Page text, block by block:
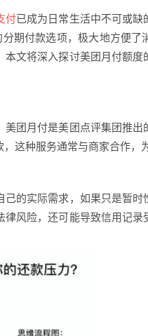
付已成为日常生活中不可或
分期付款选项，极大地方便
文将深入探讨美团月付额度
团月付是美团点评集团推
这种服务通常与商家合作，
的实际需求，如果只是暂
风险，还可能导致信用记